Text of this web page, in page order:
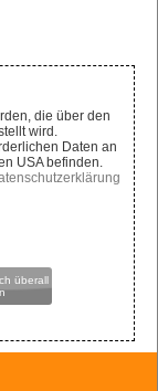
die über den
wird.
Daten an
USA befinden.
überall